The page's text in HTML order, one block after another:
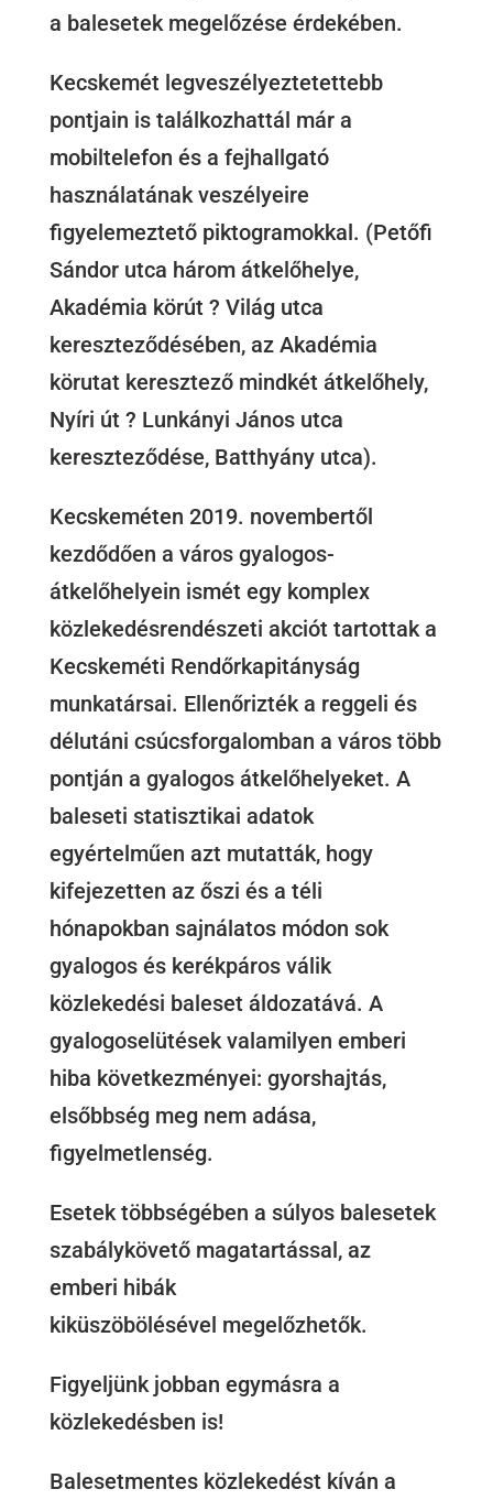
a balesetek megelőzése érdekében.
Kecskemét legveszélyeztetettebb
pontjain is találkozhattál már a
mobiltelefon és a fejhallgató
használatának veszélyeire
figyelemeztető piktogramokkal. (Petőfi
Sándor utca három átkelőhelye,
Akadémia körút ? Világ utca
kereszteződésében, az Akadémia
körutat keresztező mindkét átkelőhely,
Nyíri út ? Lunkányi János utca
kereszteződése, Batthyány utca).
Kecskeméten 2019. novembertől
kezdődően a város gyalogos-
átkelőhelyein ismét egy komplex
közlekedésrendészeti akciót tartottak a
Kecskeméti Rendőrkapitányság
munkatársai. Ellenőrizték a reggeli és
délutáni csúcsforgalomban a város több
pontján a gyalogos átkelőhelyeket. A
baleseti statisztikai adatok
egyértelműen azt mutatták, hogy
kifejezetten az őszi és a téli
hónapokban sajnálatos módon sok
gyalogos és kerékpáros válik
közlekedési baleset áldozatává. A
gyalogoselütések valamilyen emberi
hiba következményei: gyorshajtás,
elsőbbség meg nem adása,
figyelmetlenség.
Esetek többségében a súlyos balesetek
szabálykövető magatartással, az
emberi hibák
kiküszöbölésével megelőzhetők.
Figyeljünk jobban egymásra a
közlekedésben is!
Balesetmentes közlekedést kíván a